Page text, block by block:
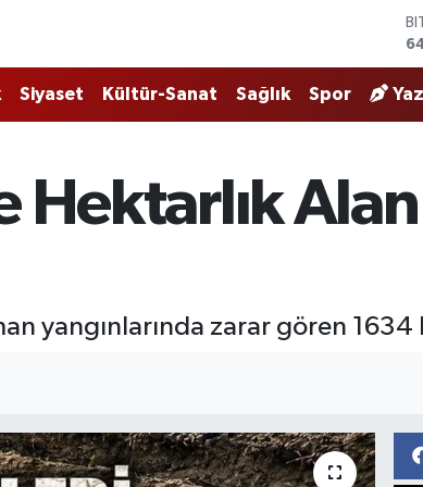
Siyaset Kültür-Sanat Sağlık Spor
Hektarlık
yangınlarında zarar gören 1634